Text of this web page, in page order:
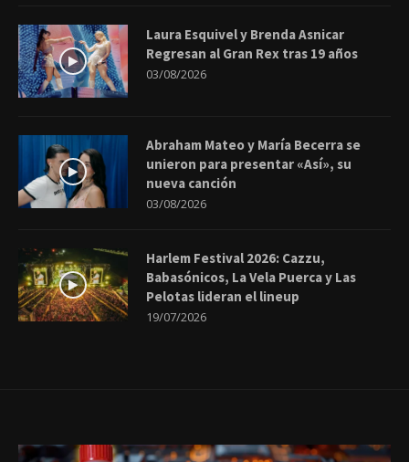
Laura Esquivel y Brenda Asnicar
Regresan al Gran Rex tras 19 años
03/08/2026
Abraham Mateo y María Becerra se
unieron para presentar «Así», su
nueva canción
03/08/2026
Harlem Festival 2026: Cazzu,
Babasónicos, La Vela Puerca y Las
Pelotas lideran el lineup
19/07/2026